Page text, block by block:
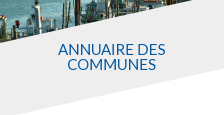
ANNUAIRE DES
COMMUNES